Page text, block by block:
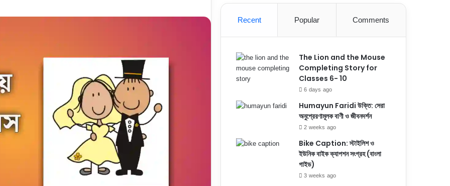
Recent Popular Comments
The Lion and the Mouse
Completing Story for
Classes 6- 10
6 days ago
Humayun Faridi উক্তি: সেরা
অনুপ্রেরণামূলক বাণী ও জীবনদর্শন
2 weeks ago
Bike Caption: স্টাইলিশ ও
ইউনিক বাইক ক্যাপশন সংগ্রহ (বাংলা
গাইড)
3 weeks ago